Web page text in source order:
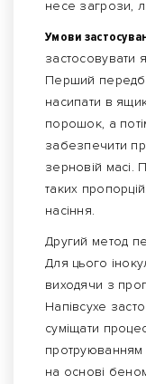
несе загрози,
Умови
застосовувати
Перший
насипати в
порошок, а
забезпечити
зерновій масі.
таких
насіння.
Другий метод
Для цього
виходячи з
Напівсухе
суміщати
протруюванням
на основі